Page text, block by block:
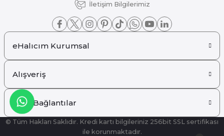
İletişim Bilgilerimiz
eHalıcım Kurumsal
Alışveriş
Hızlı Bağlantılar
© Tüm Hakları Saklıdır. Kredi kartı bilgileriniz 256bit SSL sertifikası
ile korunmaktadır.